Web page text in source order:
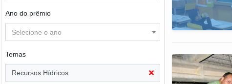
Ano do prêmio
Selecione o ano
Temas
Recursos Hídricos